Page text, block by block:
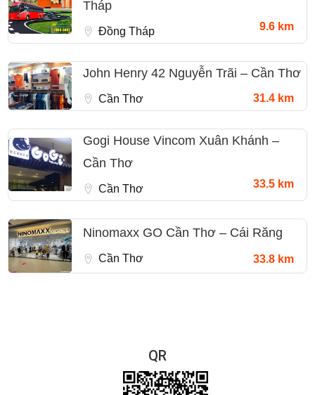
Tháp
Đồng Tháp 9.6 km
John Henry 42 Nguyễn Trãi – Cần Thơ
Cần Thơ 31.4 km
Gogi House Vincom Xuân Khánh –
Cần Thơ
Cần Thơ 33.5 km
Ninomaxx GO Cần Thơ – Cái Răng
Cần Thơ 33.8 km
QR